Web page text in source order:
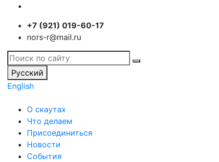
+7 (921) 019-60-17
nors-r@mail.ru
Русский
English
О скаутах
Что делаем
Присоединиться
Новости
События